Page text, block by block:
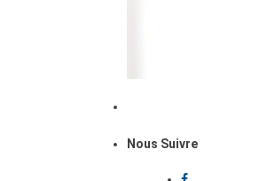
Nous Suivre